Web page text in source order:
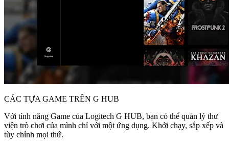
CÁC TỰA GAME TRÊN G HUB
Với tính năng Game của Logitech G HUB, bạn có thể quản lý thư
viện trò chơi của mình chỉ với một ứng dụng. Khởi chạy, sắp xếp và
tùy chỉnh mọi thứ.